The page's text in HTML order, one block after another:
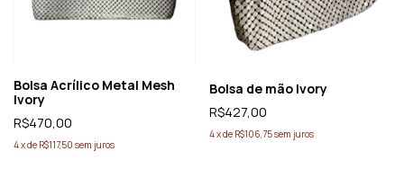
Bolsa Acrílico Metal Mesh
Ivory
R$470,00
4xde R$117,50 sem juros
Bolsa de mão Ivory
R$427,00
4xde R$106,75sem juros